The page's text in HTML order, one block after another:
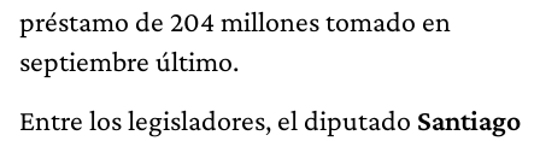
préstamo de 204 millones tomado en
septiembre último.
Entre los legisladores, el diputado Santiago